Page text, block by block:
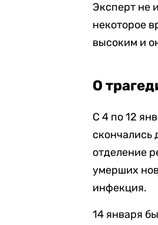
Эксперт не
некоторое
высоким и
О
С 4 по 12
скончались
отделение
умерших
инфекция.
14 января